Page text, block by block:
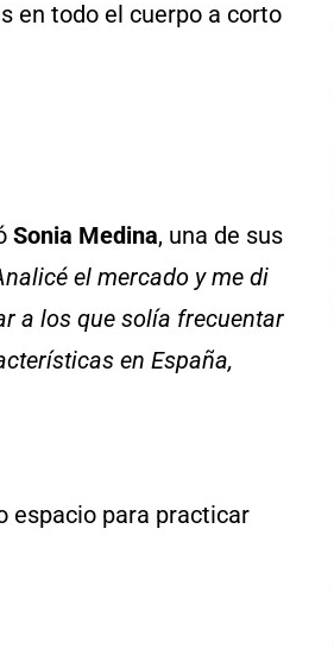
en todo el cuerpo a corto
Sonia Medina, una de sus
el mercado y me di
a los que solía frecuentar
en España,